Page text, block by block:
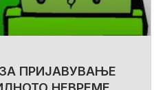
ПРИЈАВУВАЊЕ